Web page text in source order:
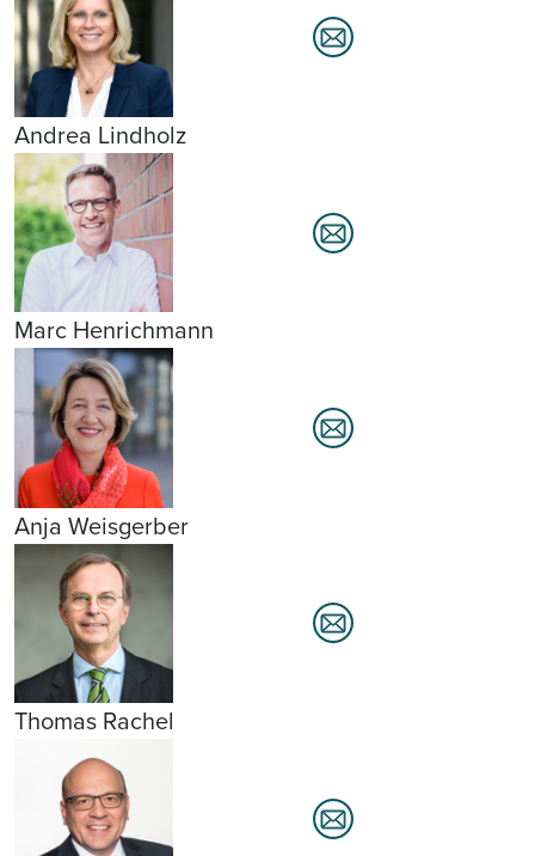
Andrea Lindholz
Marc Henrichmann
Anja Weisgerber
Thomas Rachel